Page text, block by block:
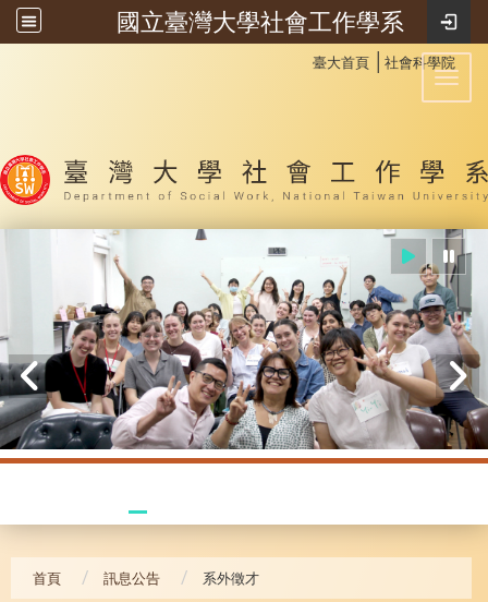
國立臺灣大學社會工作學系
臺大首頁 社會科學院
首頁 訊息公告 系外徵才